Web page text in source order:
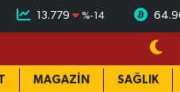
13.779 %-14
MAGAZİN SAĞLIK